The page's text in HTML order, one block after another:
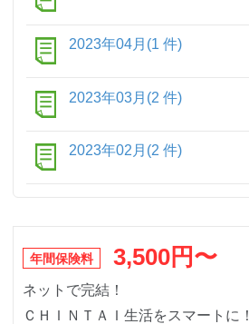
2023年04月(1 件)
2023年03月(2 件)
2023年02月(2 件)
年間保険料 3,500円〜
ネットで完結！
ＣＨＩＮＴＡＩ生活をスマートに！